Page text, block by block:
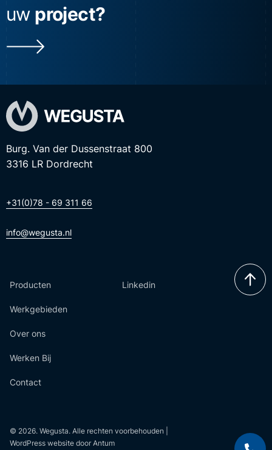
uw project?
Burg. Van der Dussenstraat 800
3316 LR Dordrecht
+31(0)78 - 69 311 66
info@wegusta.nl
Producten
Werkgebieden
Over ons
Werken Bij
Contact
Linkedin
© 2026. Wegusta. Alle rechten voorbehouden |
WordPress website door Antum